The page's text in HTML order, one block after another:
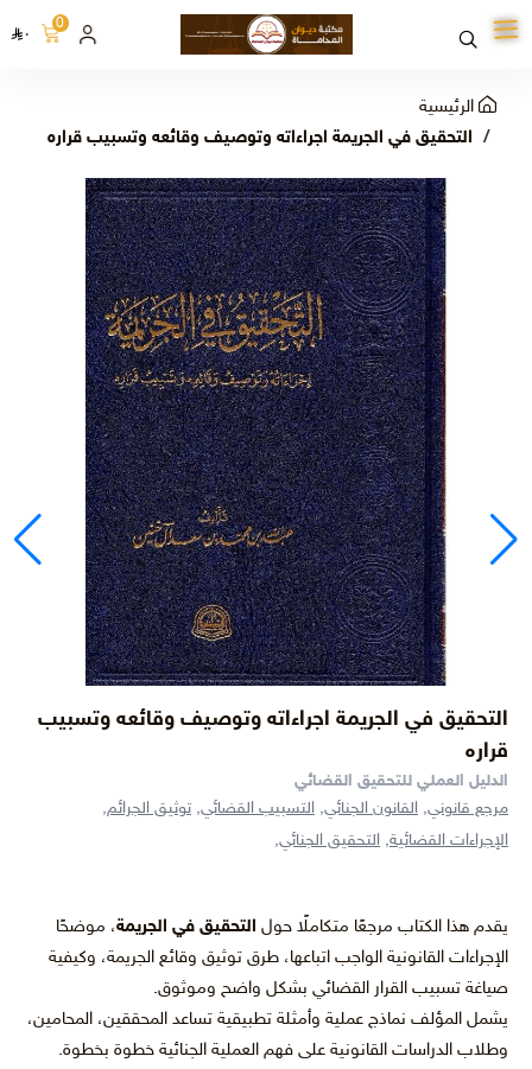
0
٠
الرئيسية
التحقيق في الجريمة اجراءاته وتوصيف وقائعه وتسبيب قراره
التحقيق في الجريمة اجراءاته وتوصيف وقائعه وتسبيب
قراره
الدليل العملي للتحقيق القضائي
مرجع قانوني, القانون الجنائي, التسبيب القضائي, توثيق الجرائم,
الإجراءات القضائية, التحقيق الجنائي,
يقدم هذا الكتاب مرجعًا متكاملًا حول التحقيق في الجريمة، موضحًا
الإجراءات القانونية الواجب اتباعها، طرق توثيق وقائع الجريمة، وكيفية
صياغة تسبيب القرار القضائي بشكل واضح وموثوق.
يشمل المؤلف نماذج عملية وأمثلة تطبيقية تساعد المحققين، المحامين،
وطلاب الدراسات القانونية على فهم العملية الجنائية خطوة بخطوة.